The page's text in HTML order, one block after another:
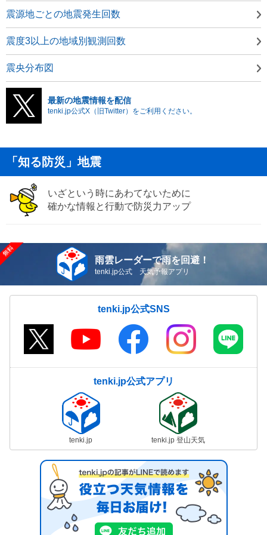
震源地ごとの地震発生回数
震度3以上の地域別観測回数
震央分布図
最新の地震情報を配信
tenki.jp公式X（旧Twitter）をご利用ください。
「知る防災」地震
いざという時にあわてないために
確かな情報と行動で防災力アップ
雨雲レーダーで雨を回避！
tenki.jp公式 天気予報アプリ
tenki.jp公式SNS
tenki.jp公式アプリ
tenki.jp tenki.jp 登山天気